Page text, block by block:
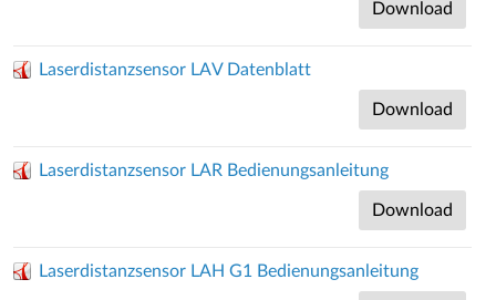
Download
Laserdistanzsensor LAV Datenblatt
Download
Laserdistanzsensor LAR Bedienungsanleitung
Download
Laserdistanzsensor LAH G1 Bedienungsanleitung